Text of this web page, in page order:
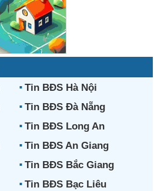
Tin BĐS Hà Nội
Tin BĐS Đà Nẵng
Tin BĐS Long An
Tin BĐS An Giang
Tin BĐS Bắc Giang
Tin BĐS Bạc Liêu